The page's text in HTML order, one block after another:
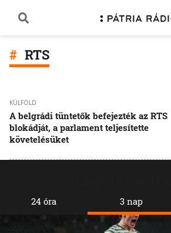
RTS
KÜLFÖLD
A belgrádi tüntetők befejezték az RTS
blokádját, a parlament teljesítette
követelésüket
24 óra 3 nap